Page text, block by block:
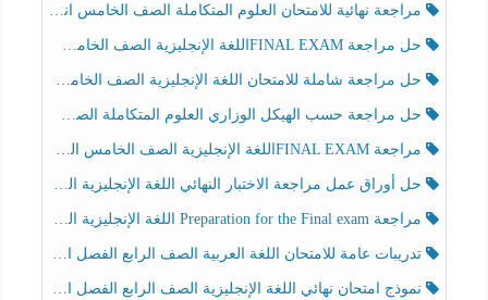
مراجعة نهائية للامتحان العلوم المتكاملة الصف الخامس انسبير الفصل الثالث
حل مراجعة FINAL EXAMاللغة الإنجليزية الصف الخامس الفصل الثالث
حل مراجعة شاملة للامتحان اللغة الإنجليزية الصف الخامس الفصل الثالث
حل مراجعة حسب الهيكل الوزاري العلوم المتكاملة الصف الخامس عام الفصل الثالث
مراجعة FINAL EXAMاللغة الإنجليزية الصف الخامس الفصل الثالث
حل أوراق عمل مراجعة الاختبار النهائي اللغة الإنجليزية الصف الرابع الفصل الثالث
مراجعة Preparation for the Final exam اللغة الإنجليزية الصف الرابع الفصل الثالث
تدريبات عامة للامتحان اللغة العربية الصف الرابع الفصل الثالث
نموذج امتحان نهائي اللغة الإنجليزية الصف الرابع الفصل الثالث